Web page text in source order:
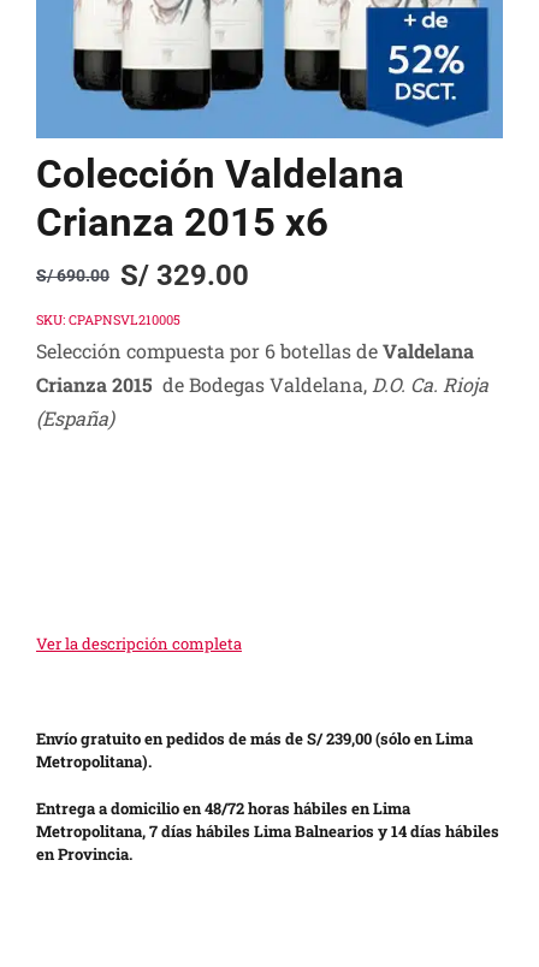
Colección Valdelana
Crianza 2015 x6
S/690.00
Original
price
was:
S/ 690.00.
S/329.00
Current
price
is:
S/ 329.00.
SKU: CPAPNSVL210005
Selección compuesta por 6 botellas deValdelana
Crianza 2015 de Bodegas Valdelana, D.O. Ca. Rioja
(España)
Ver la descripción completa
Envío gratuito en pedidos de más de S/ 239,00 (sólo en Lima
Metropolitana).
Entrega a domicilio en 48/72 horas hábiles en Lima
Metropolitana, 7 días hábiles Lima Balnearios y 14 días hábiles
en Provincia.